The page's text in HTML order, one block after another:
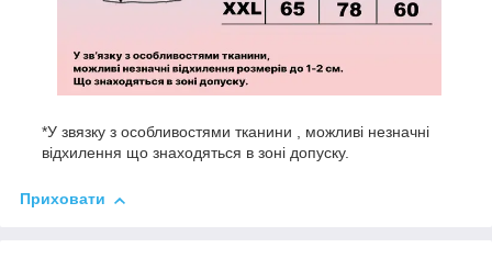
*У звязку з особливостями тканини , можливі незначні
відхилення що знаходяться в зоні допуску.
Приховати